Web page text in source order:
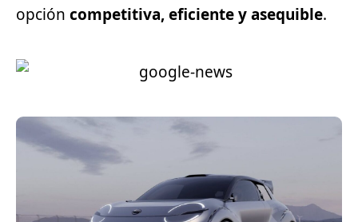
opción competitiva, eficiente y asequible.